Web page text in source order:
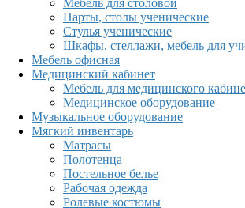
Парты, столы ученические
Стулья ученические
Шкафы, стеллажи, мебель для
Мебель офисная
Медицинский кабинет
Мебель для медицинского
Медицинское оборудование
Музыкальное оборудование
Мягкий инвентарь
Матрасы
Полотенца
Постельное белье
Рабочая одежда
Ролевые костюмы